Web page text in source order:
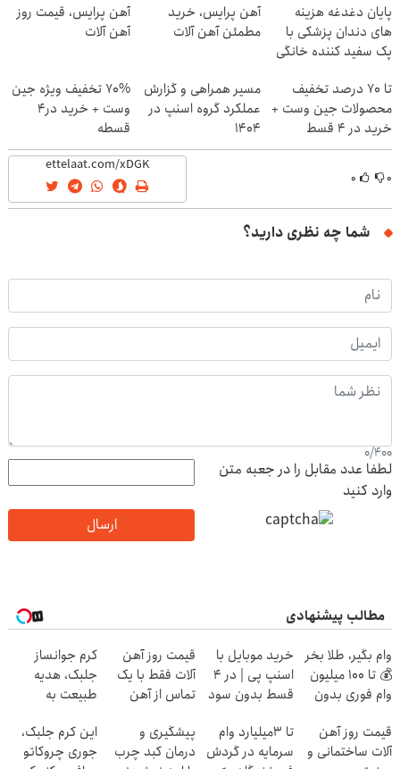
پایان دغدغه هزینه
های دندان پزشکی با
پک سفید کننده خانگی
آهن پرایس، خرید
مطمئن آهن آلات
آهن پرایس، قیمت روز
آهن آلات
تا 70 درصد تخفیف
محصولات جین وست +
خرید در 4 قسط
مسیر همراهی و گزارش
عملکرد گروه اسنپ در
۱۴۰۴
70% تخفیف ویژه جین
وست + خرید در4
قسطه
۰ ۰
شما چه نظری دارید؟
0/400
لطفا عدد مقابل را در جعبه متن
وارد کنید
ارسال
مطالب پیشنهادی
وام بگیر، طلا بخر
💰 تا 100 میلیون
وام فوری بدون
خرید موبایل با
اسنپ پی | در ۴
قسط بدون سود
قیمت روز آهن
آلات فقط با یک
تماس از آهن
کرم جوانساز
جلبک، هدیه
طبیعت به
تخفیف ویژه)
قیمت روز آهن
آلات ساختمانی و
تا 3میلیارد وام
سرمایه در گردش
پیشگیری و
درمان کبد چرب
این کرم جلبک،
جوری چروکاتو